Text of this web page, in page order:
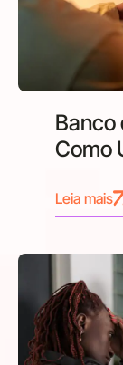
Banco
Como
Leia mais